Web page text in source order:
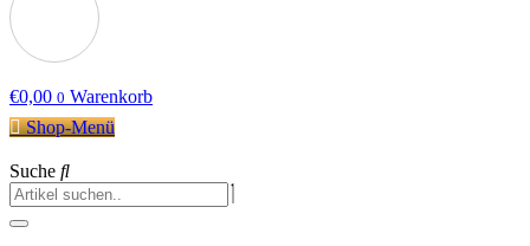
€0,00 0 Warenkorb
Shop-Menü
Suche